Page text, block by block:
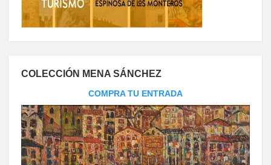
COLECCIÓN MENA SÁNCHEZ
COMPRA TU ENTRADA